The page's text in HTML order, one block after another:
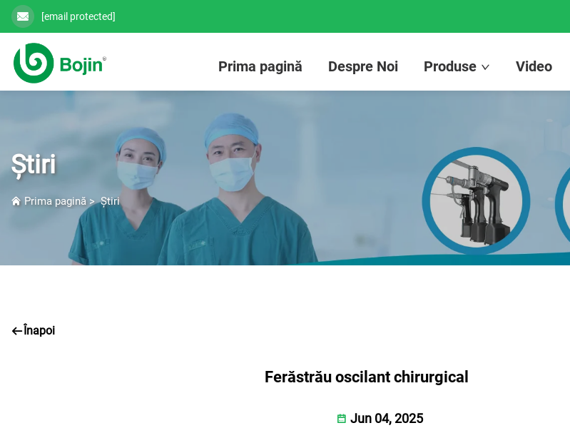
[email protected]
Prima pagină Despre Noi Produse Video
Știri
Prima pagină>Știri
Înapoi
Ferăstrău oscilant chirurgical
Jun 04, 2025